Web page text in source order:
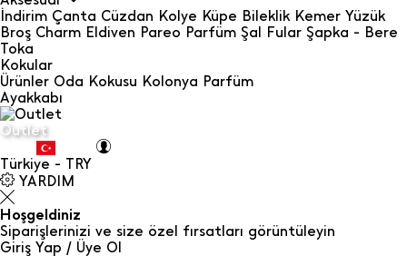
İndirim Çanta Cüzdan Kolye Küpe Bileklik Kemer Yüzük
Broş Charm Eldiven Pareo Parfüm Şal Fular Şapka - Bere
Toka
Kokular
Ürünler Oda Kokusu Kolonya Parfüm
Ayakkabı
Outlet
Türkiye - TRY
YARDIM
Hoşgeldiniz
Siparişlerinizi ve size özel fırsatları görüntüleyin
Giriş Yap / Üye Ol